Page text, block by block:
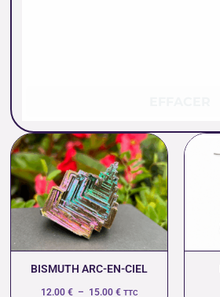
BISMUTH ARC-EN-CIEL
12.00 € – 15.00 €
Plage
de
prix :
12.00 €
à
15.00 €
TTC